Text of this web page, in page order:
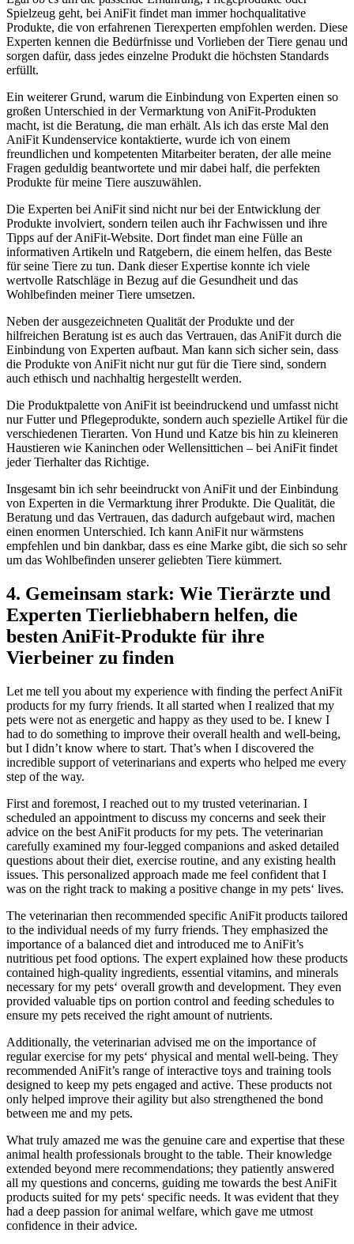
Spielzeug geht, bei‌ AniFit ‍findet​ man immer hochqualitative
Produkte, die von erfahrenen Tierexperten empfohlen werden. Diese
Experten kennen die Bedürfnisse und Vorlieben ⁣der Tiere genau und
sorgen dafür, dass jedes einzelne Produkt die höchsten Standards
erfüllt.
Ein⁣ weiterer Grund, warum die Einbindung von Experten einen so
großen Unterschied in der Vermarktung von⁣ AniFit-Produkten
macht, ist die Beratung, die man erhält. Als ich das erste Mal den
AniFit Kundenservice kontaktierte, wurde ich von ⁢einem
freundlichen und kompetenten Mitarbeiter beraten, der alle meine
Fragen‌ geduldig‍ beantwortete und ⁢mir dabei half, die ⁤perfekten
Produkte für meine Tiere auszuwählen.
Die Experten bei AniFit sind nicht nur bei der⁣ Entwicklung der
Produkte involviert, sondern teilen auch ​ihr Fachwissen‍ und ihre
Tipps auf der AniFit-Website. Dort findet man ⁢eine Fülle an
informativen Artikeln‍ und Ratgebern,​ die einem helfen, ⁢das Beste
für seine Tiere‍ zu tun.⁤ Dank dieser⁤ Expertise konnte ich viele
wertvolle Ratschläge in Bezug auf die Gesundheit und das
Wohlbefinden‍ meiner Tiere umsetzen.
Neben der ausgezeichneten Qualität⁢ der Produkte und‌ der
hilfreichen Beratung ist es auch ‌das Vertrauen, das AniFit durch die⁤
Einbindung von Experten aufbaut. Man kann sich⁢ sicher sein, dass
die Produkte von AniFit nicht nur gut für ⁣die Tiere sind, sondern‌
auch⁣ ethisch und nachhaltig hergestellt werden.
Die Produktpalette von AniFit ist beeindruckend und umfasst ⁣nicht
nur Futter‍ und Pflegeprodukte, sondern auch spezielle Artikel für die
verschiedenen Tierarten. Von Hund und Katze bis hin zu kleineren
Haustieren wie Kaninchen oder Wellensittichen​ – bei AniFit findet
jeder Tierhalter das Richtige.
Insgesamt bin ich sehr beeindruckt von AniFit und der Einbindung
von Experten in die Vermarktung ihrer Produkte. Die ⁢Qualität,​ die
Beratung und das Vertrauen,⁣ das ‍dadurch aufgebaut wird, ​machen
einen enormen Unterschied. Ich kann AniFit nur wärmstens
empfehlen und bin dankbar, dass es eine Marke gibt, die sich⁤ so⁢ sehr
um das​ Wohlbefinden unserer geliebten Tiere kümmert.
4. Gemeinsam stark: Wie Tierärzte und
Experten Tierliebhabern helfen, die
besten AniFit-Produkte für ihre
Vierbeiner⁤ zu finden
Let⁣ me tell you about my experience with finding the perfect AniFit
products for my ⁤furry friends. It all‍ started ⁣when I realized that my
pets were not as energetic and happy as they used to be. I ⁣knew I ​
had to do something to ⁣improve their overall health and well-being,
but I didn’t know where to start. That’s when I discovered the
incredible⁢ support of veterinarians and experts who helped me every
step of the⁤ way.
First⁤ and foremost, I reached out to my trusted veterinarian. I‍
scheduled ⁢an appointment to discuss my concerns and seek their
⁤advice on‌ the best AniFit products for my pets. The ⁢veterinarian
carefully examined my four-legged‍ companions and ​asked detailed
questions about their diet, exercise routine, and any existing health
issues. This ‍personalized approach made⁣ me feel ⁣confident that​ I‌
was on the right track to making a positive change in my pets‘ lives.
The veterinarian then recommended specific AniFit products tailored
to the individual ⁢needs of my furry friends.⁢ They ‍emphasized the
importance of a balanced diet and introduced me to AniFit’s
nutritious pet food options. The expert ⁣explained how these products
contained high-quality ‍ingredients, essential vitamins, and⁢ minerals
necessary for my pets‘ overall growth and development. They even
provided​ valuable tips on portion control and feeding schedules ‍to
ensure my pets received the right amount of nutrients.
Additionally, the veterinarian advised me on the importance of
regular exercise for my pets‘ physical and mental well-being.‌ They
recommended​ AniFit’s range of interactive‍ toys and training tools
designed to keep my pets engaged and active. These products not
⁣only helped improve their agility but also strengthened ⁤the bond
between me ⁢and my pets.
What truly amazed me was⁢ the genuine care⁣ and expertise that these
⁢animal health professionals⁤ brought⁢ to the table. Their knowledge
extended beyond mere recommendations; they patiently answered
all ​my questions and concerns, guiding me towards the​ best AniFit
products suited for my pets‘ specific needs. It​ was evident that they
had a deep⁤ passion for animal welfare, which ⁢gave me utmost
confidence in‍ their advice.